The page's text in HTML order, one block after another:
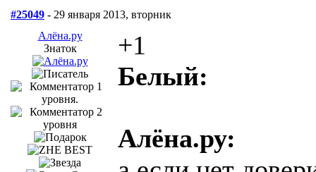
#25049 - 29 января 2013, вторник
Алёна.ру
Знаток
+1
Белый:
Алёна.ру: